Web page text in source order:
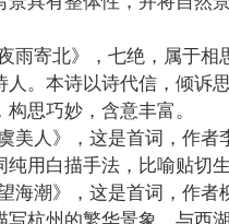
寄北》，七绝，属于相
人。本诗以诗代信，倾诉
思巧妙，含意丰富。
人》，这是首词，作者
用白描手法，比喻贴切生
潮》，这是首词，作者
写杭州的繁华景象，与西